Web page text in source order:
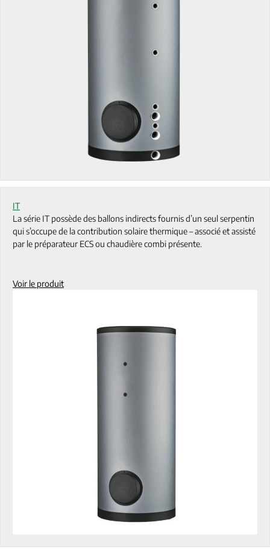
IT
La série IT possède des ballons indirects fournis d’un seul serpentin
qui s’occupe de la contribution solaire thermique – associé et assisté
par le préparateur ECS ou chaudière combi présente.
Voir le produit